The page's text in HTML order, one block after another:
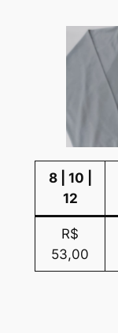
8 | 10 |
12
R$
53,00